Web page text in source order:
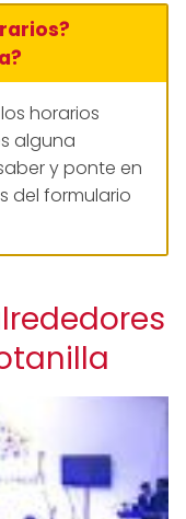
horarios
alguna
y ponte en
del formulario